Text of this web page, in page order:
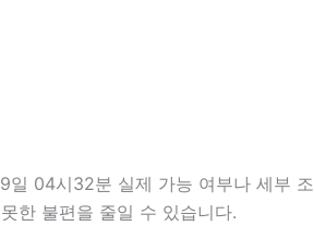
04시32분 실제 가능 여부나 세부
한 불편을 줄일 수 있습니다.